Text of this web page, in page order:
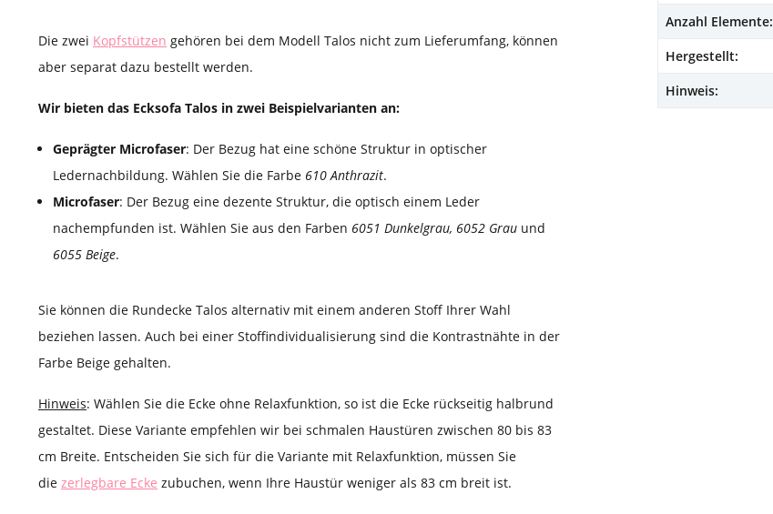
Die zwei Kopfstützen gehören bei dem Modell Talos nicht zum Lieferumfang, können
aber separat dazu bestellt werden.
Wir bieten das Ecksofa Talos in zwei Beispielvarianten an:
Geprägter Microfaser: Der Bezug hat eine schöne Struktur in optischer
Ledernachbildung. Wählen Sie die Farbe 610 Anthrazit.
Microfaser: Der Bezug eine dezente Struktur, die optisch einem Leder
nachempfunden ist. Wählen Sie aus den Farben 6051 Dunkelgrau, 6052 Grau und
6055 Beige.
Sie können die Rundecke Talos alternativ mit einem anderen Stoff Ihrer Wahl
beziehen lassen. Auch bei einer Stoffindividualisierung sind die Kontrastnähte in der
Farbe Beige gehalten.
Hinweis: Wählen Sie die Ecke ohne Relaxfunktion, so ist die Ecke rückseitig halbrund
gestaltet. Diese Variante empfehlen wir bei schmalen Haustüren zwischen 80 bis 83
cm Breite. Entscheiden Sie sich für die Variante mit Relaxfunktion, müssen Sie
die zerlegbare Ecke zubuchen, wenn Ihre Haustür weniger als 83 cm breit ist.
Anzahl Elemente:
Hergestellt:
Hinweis: